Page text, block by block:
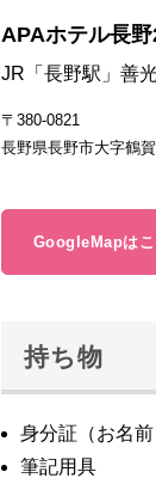
APAホテル長
JR「長野駅」善
〒380-0821
長野県長野市大字鶴
GoogleMapはこ
持ち物
身分証（お名
筆記用具